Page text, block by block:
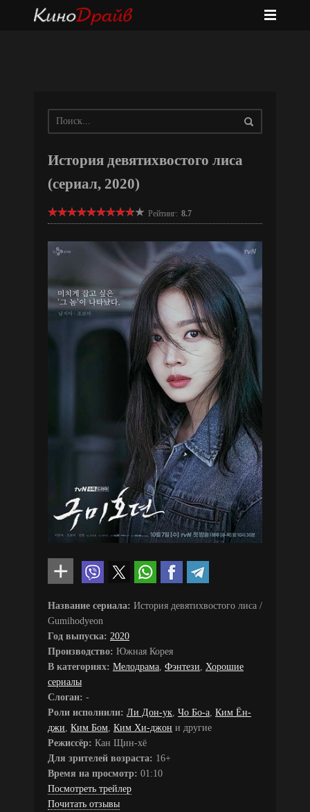
История девятихвостого лиса
(сериал, 2020)
Рейтинг: 8.7
Название сериала: История девятихвостого лиса /
Gumihodyeon
Год выпуска: 2020
Производство: Южная Корея
В категориях: Мелодрама Фэнтези
Хорошие
сериалы
Слоган: -
Роли исполнили: Ли Дон-ук Чо Бо-а Ким Ён-
джи Ким Бом Ким Хи-джон и другие
Режиссёр: Кан Щин-хё
Для зрителей возраста: 16+
Время на просмотр: 01:10
Посмотреть трейлер
Почитать отзывы